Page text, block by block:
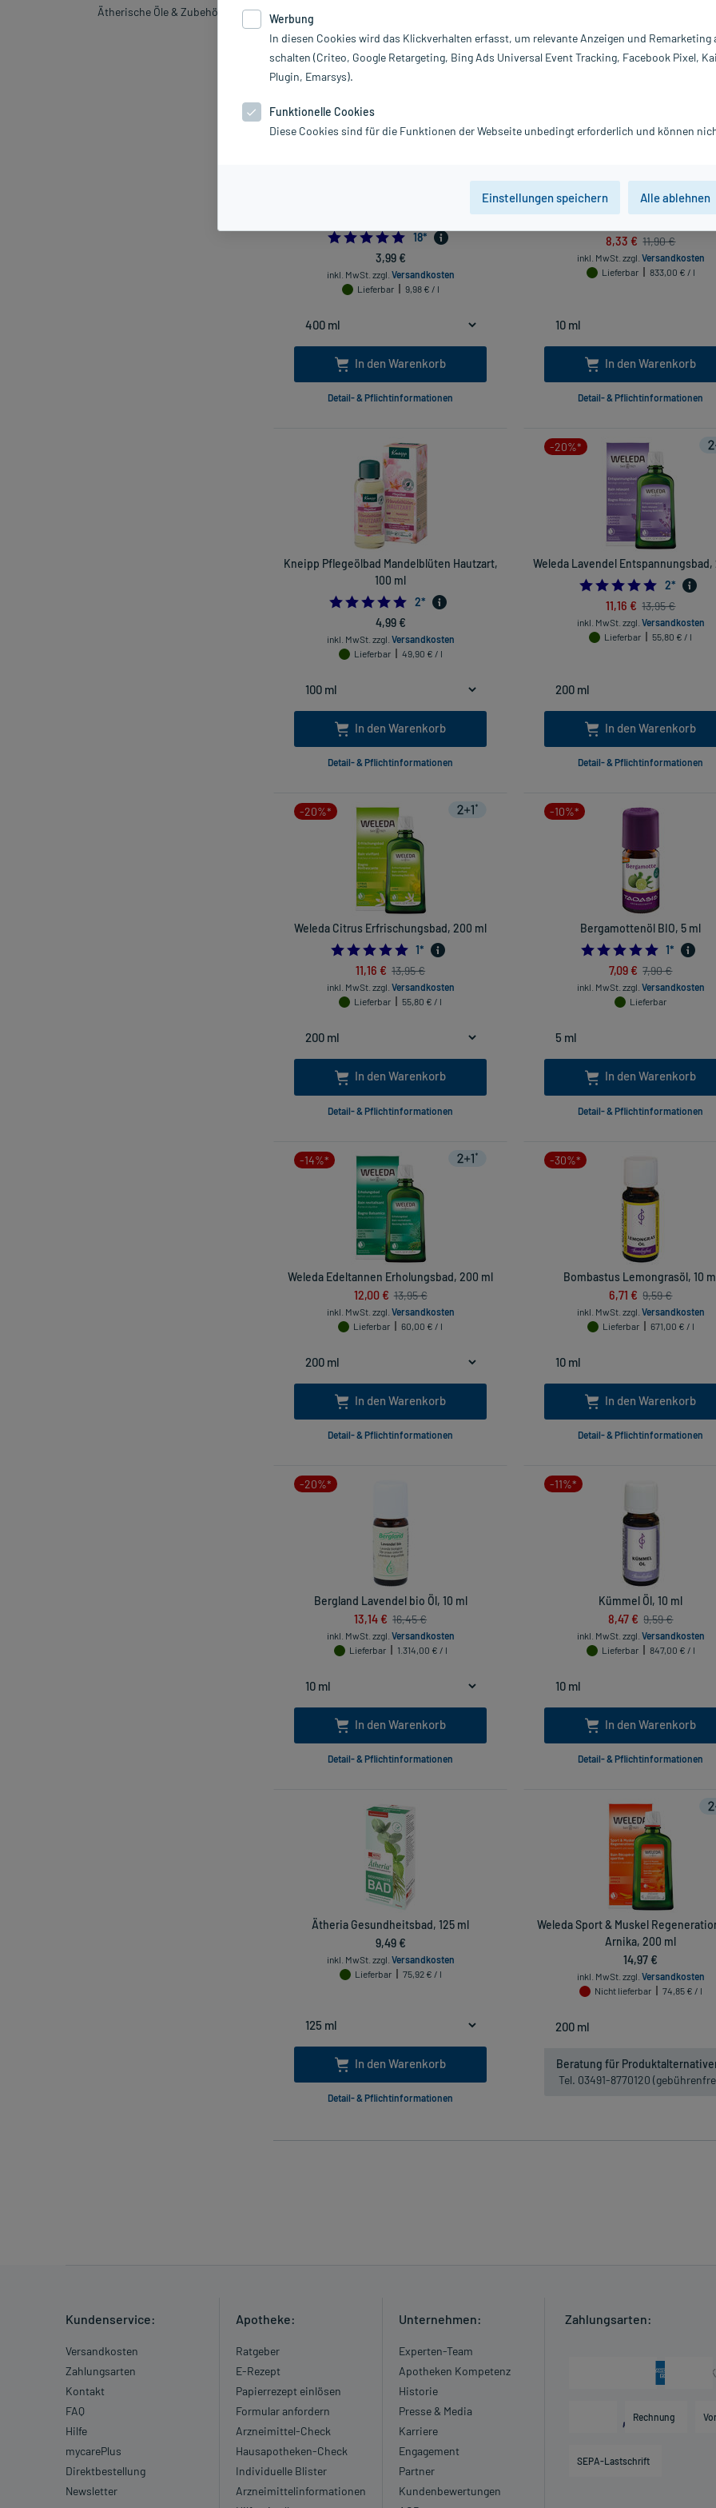
Ätherische Öle & Zubehör
Sortieren
Kneipp Aroma Pflegeschaumbad Glückliche
4.888888888888889
18*
3,99 €
inkl. MwSt. zzgl. Versandkosten
Lieferbar
9,98 € / l
In den Warenkorb
Detail- & Pflichtinformationen
Bombastus Lavendelöl, 10 ml
8,33 € 11,90 €
inkl. MwSt. zzgl. Versandkosten
Lieferbar
833,00 € / l
In den Warenkorb
Detail- & Pflichtinformationen
Kneipp Pflegeölbad Mandelblüten Hautzart,
100 ml
5.0
2*
4,99 €
inkl. MwSt. zzgl. Versandkosten
Lieferbar
49,90 € / l
In den Warenkorb
Detail- & Pflichtinformationen
-20%*
Weleda Lavendel Entspannungsbad,
5.0
2*
11,16 € 13,95 €
inkl. MwSt. zzgl. Versandkosten
Lieferbar
55,80 € / l
In den Warenkorb
Detail- & Pflichtinformationen
-20%*
Weleda Citrus Erfrischungsbad, 200 ml
5.0
1*
11,16 € 13,95 €
inkl. MwSt. zzgl. Versandkosten
Lieferbar
55,80 € / l
In den Warenkorb
Detail- & Pflichtinformationen
-10%*
Bergamottenöl BIO, 5 ml
5.0
1*
7,09 € 7,90 €
inkl. MwSt. zzgl. Versandkosten
Lieferbar
In den Warenkorb
Detail- & Pflichtinformationen
-14%*
Weleda Edeltannen Erholungsbad, 200 ml
12,00 € 13,95 €
inkl. MwSt. zzgl. Versandkosten
Lieferbar
60,00 € / l
In den Warenkorb
Detail- & Pflichtinformationen
-30%*
Bombastus Lemongrasöl, 10
6,71 € 9,59 €
inkl. MwSt. zzgl. Versandkosten
Lieferbar
671,00 € / l
In den Warenkorb
Detail- & Pflichtinformationen
-20%*
Bergland Lavendel bio Öl, 10 ml
13,14 € 16,45 €
inkl. MwSt. zzgl. Versandkosten
Lieferbar
1.314,00 € / l
In den Warenkorb
Detail- & Pflichtinformationen
-11%*
Kümmel Öl, 10 ml
8,47 € 9,59 €
inkl. MwSt. zzgl. Versandkosten
Lieferbar
847,00 € / l
In den Warenkorb
Detail- & Pflichtinformationen
Ätheria Gesundheitsbad, 125 ml
9,49 €
inkl. MwSt. zzgl. Versandkosten
Lieferbar
75,92 € / l
In den Warenkorb
Detail- & Pflichtinformationen
Weleda Sport & Muskel
Arnika, 200 ml
14,97 €
inkl. MwSt. zzgl. Versandkosten
Nicht lieferbar
74,85 € / l
Beratung für
Tel. 03491-8770120
Kundenservice:
Versandkosten
Zahlungsarten
Kontakt
FAQ
Hilfe
mycarePlus
Direktbestellung
Newsletter
Apotheke:
Ratgeber
E-Rezept
Papierrezept einlösen
Formular anfordern
Arzneimittel-Check
Hausapotheken-Check
Individuelle Blister
Arzneimittelinformationen
Unternehmen:
Experten-Team
Apotheken Kompetenz
Historie
Presse & Media
Karriere
Engagement
Partner
Kundenbewertungen
Zahlungsarten:
Rechnung
SEPA-Lastschrift
Werbung
In diesen Cookies wird das Klickverhalten erfasst, um relevante Anzeigen und Remarketing
schalten (Criteo, Google Retargeting, Bing Ads Universal Event Tracking, Facebook Pixel,
Plugin, Emarsys).
Funktionelle Cookies
Diese Cookies sind für die Funktionen der Webseite unbedingt erforderlich und können
Einstellungen speichern Alle ablehnen